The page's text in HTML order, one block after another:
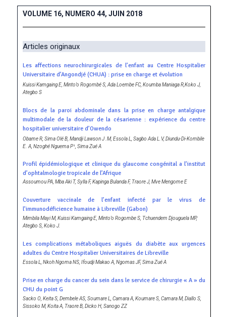
VOLUME 16, NUMERO 44, JUIN 2018
Articles originaux
Les affections neurochirurgicales de l’enfant au Centre Hospitalier
Universitaire d’Angondjé (CHUA) : prise en charge et évolution
Kuissi Kamgaing E, Minto’o Rogombé S, Ada Loembe FC, Koumba Maniaga R,Koko J,
Ategbo S
Blocs de la paroi abdominale dans la prise en charge antalgique
multimodale de la douleur de la césarienne : expérience du centre
hospitalier universitaire d’Owendo
Obame R, Sima Olé B, Mandji Lawson J .M, Essola L, Sagbo Ada L.V, Diundu-Di-Kombile
E. A, Nzoghé Nguema P¹, Sima Zué A
Profil épidémiologique et clinique du glaucome congénital a l’institut
d’ophtalmologie tropicale de l’Afrique
Assoumou PA, Mba Aki T, Sylla F, Kapinga Bulanda F, Traore J, Mve Mengome E
Couverture vaccinale de l’enfant infecté par le virus de
l’immunodéficience humaine à Libreville (Gabon)
Mimbila Mayi M, Kuissi Kamgaing E, Minto’o Rogombe S, Tchuendem Djouguela MP,
Ategbo S, Koko J.
Les complications métaboliques aiguës du diabète aux urgences
adultes du Centre Hospitalier Universitaires de Libreville
Essola L, Nkoh Ngoma NS, Ifoudji Makao A, Ngomas JF, Sima Zué A
Prise en charge du cancer du sein dans le service de chirurgie « A » du
CHU du point G
Sacko O, Keita S, Dembele AS, Soumare L, Camara A, Koumare S, Camara M, Diallo S,
Sissoko M, Koita A, Traore B, Dicko H, Sanogo ZZ